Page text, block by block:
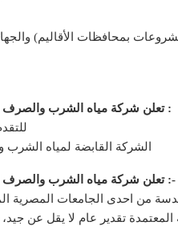
بمحافظات الأقاليم)
تعلن شركة مياه الشرب والصرف الصحى بدمياط عن حاجتها للتعاقد على الوظائف الموضحة على النحو التالى وهى :
1 –
الشركة القابضة لمياه
تعلن شركة مياه الشرب والصرف الصحي بدمياط عن حاجتها للتعاقد على الوظائف الموضحة على النحو التالي وهي :-
تقدير عام لا يقل عن